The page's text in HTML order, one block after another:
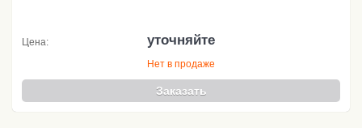
Цена: уточняйте
Нет в продаже
Заказать